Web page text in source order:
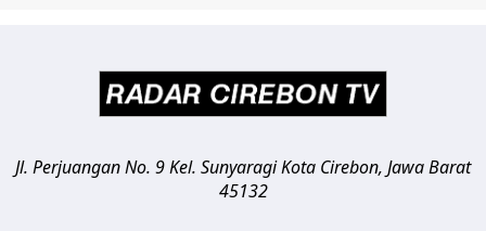
Jl. Perjuangan No. 9 Kel. SunyaragiKota Cirebon, Jawa Barat
45132